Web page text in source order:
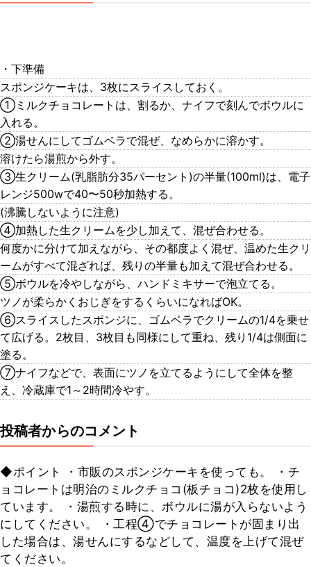
・下準備
スポンジケーキは、3枚にスライスしておく。
①ミルクチョコレートは、割るか、ナイフで刻んでボウルに
入れる。
②湯せんにしてゴムベラで混ぜ、なめらかに溶かす。
溶けたら湯煎から外す。
③生クリーム(乳脂肪分35パーセント)の半量(100ml)は、電子
レンジ500wで40〜50秒加熱する。
(沸騰しないように注意)
④加熱した生クリームを少し加えて、混ぜ合わせる。
何度かに分けて加えながら、その都度よく混ぜ、温めた生クリ
ームがすべて混ざれば、残りの半量も加えて混ぜ合わせる。
⑤ボウルを冷やしながら、ハンドミキサーで泡立てる。
ツノが柔らかくおじぎをするくらいになればOK。
⑥スライスしたスポンジに、ゴムベラでクリームの1/4を乗せ
て広げる。2枚目、3枚目も同様にして重ね、残り1/4は側面に
塗る。
⑦ナイフなどで、表面にツノを立てるようにして全体を整
え、冷蔵庫で1～2時間冷やす。
投稿者からのコメント
◆ポイント ・市販のスポンジケーキを使っても。 ・チ
ョコレートは明治のミルクチョコ(板チョコ)2枚を使用し
ています。 ・湯煎する時に、ボウルに湯が入らないよう
にしてください。 ・工程④でチョコレートが固まり出
した場合は、湯せんにするなどして、温度を上げて混ぜ
てください。